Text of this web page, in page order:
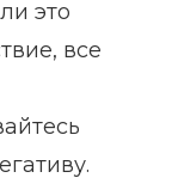
это
все